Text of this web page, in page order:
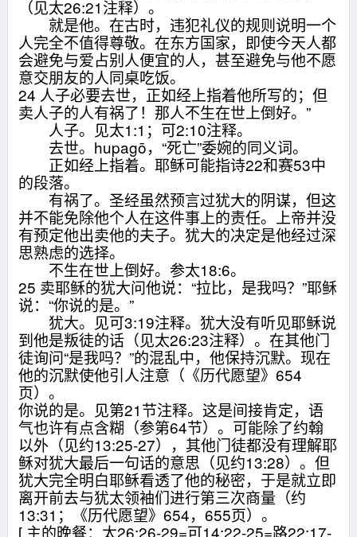
（见太26:21注释）。
就是他。在古时，违犯礼仪的规则说明一个
人完全不值得尊敬。在东方国家，即使今天人都
会避免与爱占别人便宜的人，甚至避免与他不愿
意交朋友的人同桌吃饭。
24 人子必要去世，正如经上指着他所写的；但
卖人子的人有祸了！那人不生在世上倒好。”
人子。见太1:1；可2:10注释。
去世。hupagō，“死亡”委婉的同义词。
正如经上指着。耶稣可能指诗22和赛53中
的段落。
有祸了。圣经虽然预言过犹大的阴谋，但这
并不能免除他个人在这件事上的责任。上帝并没
有预定他出卖他的夫子。犹大的决定是他经过深
思熟虑的选择。
不生在世上倒好。参太18:6。
25 卖耶稣的犹大问他说：“拉比，是我吗？”耶稣
说：“你说的是。”
犹大。见可3:19注释。犹大没有听见耶稣说
到他是叛徒的话（见太26:23注释）。在其他门
徒询问“是我吗？”的混乱中，他保持沉默。现在
他的沉默使他引人注意（《历代愿望》654
页）。
你说的是。见第21节注释。这是间接肯定，语
气也许有点含糊（参第64节）。可能除了约翰
以外（见约13:25-27），其他门徒都没有理解耶
稣对犹大最后一句话的意思（见约13:28）。但
犹大完全明白耶稣看透了他的秘密，于是就立即
离开前去与犹太领袖们进行第三次商量（约
13:31；《历代愿望》654，655页）。
[ 主的晚餐：太26:26-29=可14:22-25=路22:17-